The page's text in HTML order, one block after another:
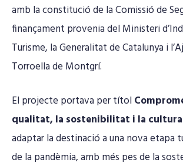
amb la constitució de la Comissió de
finançament provenia del Ministeri
Turisme, la Generalitat de Catalunya i
Torroella de Montgrí.
El projecte portava per títol
qualitat, la sostenibilitat i la cultura
adaptar la destinació a una nova etapa
de la pandèmia, amb més pes de la